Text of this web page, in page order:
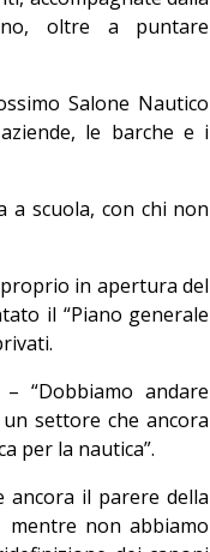
oltre a puntare
Salone Nautico
le barche e i
a scuola, con chi non
in apertura del
il “Piano generale
“Dobbiamo andare
settore che ancora
per la nautica”.
il parere della
mentre non abbiamo